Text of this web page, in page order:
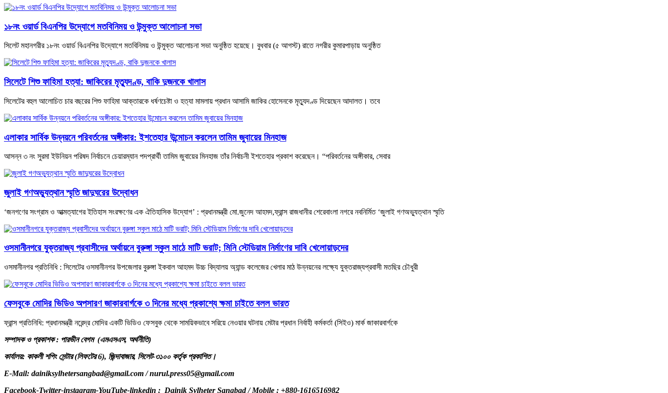
১৮নং ওয়ার্ড বিএনপির উদ্যোগে মতবিনিময় ও উন্মুক্ত আলোচনা সভা
সিলেট মহানগরীর ১৮নং ওয়ার্ড বিএনপির উদ্যোগে মতবিনিময় ও উন্মুক্ত আলোচনা সভা অনুষ্ঠিত হয়েছে। বুধবার (৫ আগস্ট) রাতে নগরীর কুমারপাড়ায় অনুষ্ঠিত
সিলেটে শিশু ফাহিমা হত্যা: জাকিরের মৃত্যুদণ্ড, বাকি দুজনকে খালাস
সিলেটের বহুল আলোচিত চার বছরের শিশু ফাহিমা আক্তারকে ধর্ষণচেষ্টা ও হত্যা মামলায় প্রধান আসামি জাকির হোসেনকে মৃত্যুদণ্ড দিয়েছেন আদালত। তবে
এলাকার সার্বিক উন্নয়নে পরিবর্তনের অঙ্গীকার: ইশতেহার উন্মোচন করলেন তামিম জুবায়ের মিনহাজ
আসন্ন ৩ নং সুরমা ইউনিয়ন পরিষদ নির্বাচনে চেয়ারম্যান পদপ্রার্থী তামিম জুবায়ের মিনহাজ তাঁর নির্বাচনী ইশতেহার প্রকাশ করেছেন। “পরিবর্তনের অঙ্গীকার, সেবার
জুলাই গণঅভ্যুত্থান স্মৃতি জাদুঘরের উদ্বোধন
‘জনগণের সংগ্রাম ও আত্মত্যাগের ইতিহাস সংরক্ষণের এক ঐতিহাসিক উদ্যোগ’ : প্রধানমন্ত্রী মো.জুনেদ আহমদ,ফ্রান্স রাজধানীর শেরেবাংলা নগরে নবনির্মিত ‘জুলাই গণঅভ্যুত্থান স্মৃতি
ওসমানীনগরে যুক্তরাজ্য প্রবাসীদের অর্থায়নে বুরুঙ্গা স্কুল মাঠে মাটি ভরাট; মিনি স্টেডিয়াম নির্মাণের দাবি খেলোয়াড়দের
ওসমানীনগর প্রতিনিধি : সিলেটের ওসমানীনগর উপজেলার বুরুঙ্গা ইকবাল আহমদ উচ্চ বিদ্যালয় অ্যান্ড কলেজের খেলার মাঠ উন্নয়নের লক্ষ্যে যুক্তরাজ্যপ্রবাসী মতছির চৌধুরী
ফেসবুকে মোদির ভিডিও অপসারণ জাকারবার্গকে ৩ দিনের মধ্যে প্রকাশ্যে ক্ষমা চাইতে বলল ভারত
ফ্রান্স প্রতিনিধি: প্রধানমন্ত্রী নরেন্দ্র মোদির একটি ভিডিও ফেসবুক থেকে সাময়িকভাবে সরিয়ে নেওয়ার ঘটনায় মেটার প্রধান নির্বাহী কর্মকর্তা (সিইও) মার্ক জাকারবার্গকে
সম্পাদক ও প্রকাশক : পারভীন বেগম (এমএসএস, অর্থনীতি)
কার্যালয়: কাকলী শপিং সেন্টার (লিফটের 6), জিন্দাবাজার, সিলেট-৩১০০ কর্তৃক প্রকাশিত।
E-Mail: dainiksylhetersangbad@gmail.com / nurul.press05@gmail.com
Facebook-Twitter-instagram-YouTube-linkedin : Dainik Sylheter Sangbad / Mobile : +880-1616516982